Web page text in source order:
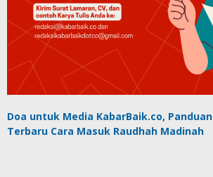
Doa untuk Media KabarBaik.co, Panduan
Terbaru Cara Masuk Raudhah Madinah